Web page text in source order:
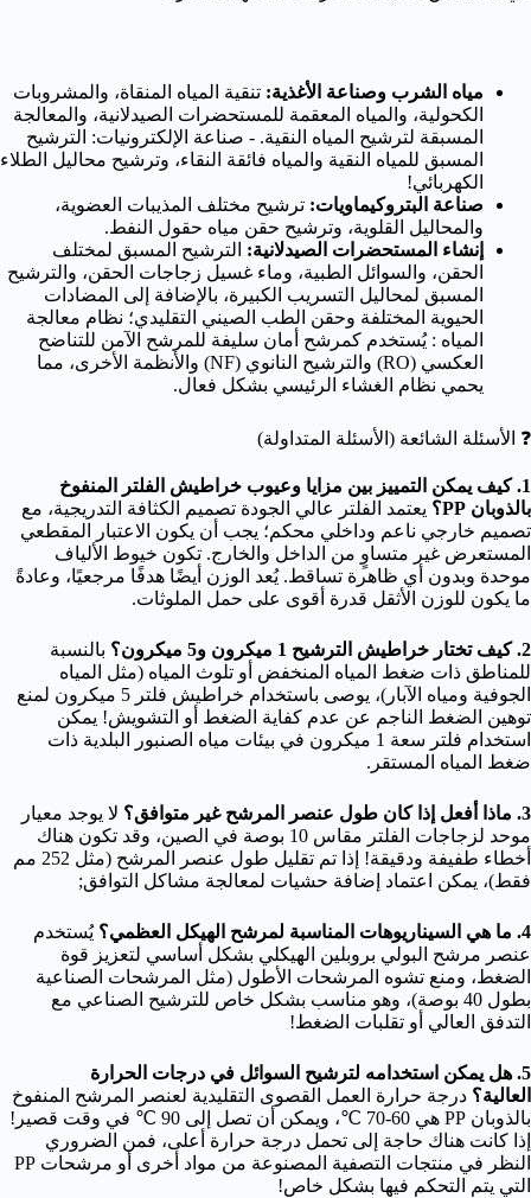
مياه الشرب وصناعة الأغذية: تنقية المياه المنقاة، والمشروبات
الكحولية، والمياه المعقمة للمستحضرات الصيدلانية، والمعالجة
المسبقة لترشيح المياه النقية. - صناعة الإلكترونيات: الترشيح
المسبق للمياه النقية والمياه فائقة النقاء، وترشيح محاليل الطلاء
الكهربائي!
صناعة البتروكيماويات: ترشيح مختلف المذيبات العضوية،
والمحاليل القلوية، وترشيح حقن مياه حقول النفط.
إنشاء المستحضرات الصيدلانية: الترشيح المسبق لمختلف
الحقن، والسوائل الطبية، وماء غسيل زجاجات الحقن، والترشيح
المسبق لمحاليل التسريب الكبيرة، بالإضافة إلى المضادات
الحيوية المختلفة وحقن الطب الصيني التقليدي؛ نظام معالجة
المياه : يُستخدم كمرشح أمان سليفة للمرشح الآمن للتناضح
العكسي (RO) والترشيح النانوي (NF) والأنظمة الأخرى، مما
يحمي نظام الغشاء الرئيسي بشكل فعال.
❓ الأسئلة الشائعة (الأسئلة المتداولة)
1. كيف يمكن التمييز بين مزايا وعيوب خراطيش الفلتر المنفوخ
بالذوبان PP؟
يعتمد الفلتر عالي الجودة تصميم الكثافة التدريجية، مع
تصميم خارجي ناعم وداخلي محكم؛ يجب أن يكون الاعتبار المقطعي
المستعرض غير متساوٍ من الداخل والخارج. تكون خيوط الألياف
موحدة وبدون أي ظاهرة تساقط. يُعد الوزن أيضًا هدفًا مرجعيًا، وعادةً
ما يكون للوزن الأثقل قدرة أقوى على حمل الملوثات.
2. كيف تختار خراطيش الترشيح 1 ميكرون و5 ميكرون؟
بالنسبة
للمناطق ذات ضغط المياه المنخفض أو تلوث المياه (مثل المياه
الجوفية ومياه الآبار)، يوصى باستخدام خراطيش فلتر 5 ميكرون لمنع
توهين الضغط الناجم عن عدم كفاية الضغط أو التشويش! يمكن
استخدام فلتر سعة 1 ميكرون في بيئات مياه الصنبور البلدية ذات
ضغط المياه المستقر.
3. ماذا أفعل إذا كان طول عنصر المرشح غير متوافق؟
لا يوجد معيار
موحد لزجاجات الفلتر مقاس 10 بوصة في الصين، وقد تكون هناك
أخطاء طفيفة ودقيقة! إذا تم تقليل طول عنصر المرشح (مثل 252 مم
فقط)، يمكن اعتماد إضافة حشيات لمعالجة مشاكل التوافق;
4. ما هي السيناريوهات المناسبة لمرشح الهيكل العظمي؟
يُستخدم
عنصر مرشح البولي بروبلين الهيكلي بشكل أساسي لتعزيز قوة
الضغط، ومنع تشوه المرشحات الأطول (مثل المرشحات الصناعية
بطول 40 بوصة)، وهو مناسب بشكل خاص للترشيح الصناعي مع
التدفق العالي أو تقلبات الضغط!
5. هل يمكن استخدامه لترشيح السوائل في درجات الحرارة
العالية؟ درجة حرارة العمل القصوى التقليدية لعنصر المرشح المنفوخ
بالذوبان PP هي 60-70 ℃، ويمكن أن تصل إلى 90 ℃ في وقت قصير!
إذا كانت هناك حاجة إلى تحمل درجة حرارة أعلى، فمن الضروري
النظر في منتجات التصفية المصنوعة من مواد أخرى أو مرشحات PP
التي يتم التحكم فيها بشكل خاص!